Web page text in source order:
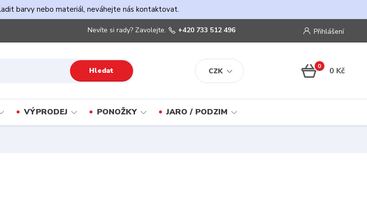
barvy nebo materiál, neváhejte nás kontaktovat.
CZK
Přihlášení
Hledat
Nevíte si rady? Zavolejte. +420 733 512 496
0 0 Kč
VÝPRODEJ PONOŽKY JARO / PODZIM